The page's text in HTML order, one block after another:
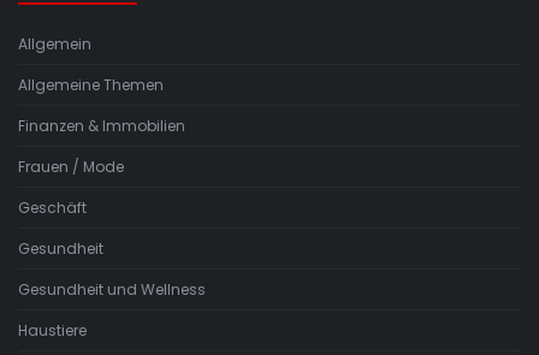
Allgemein
Allgemeine Themen
Finanzen & Immobilien
Frauen / Mode
Geschäft
Gesundheit
Gesundheit und Wellness
Haustiere